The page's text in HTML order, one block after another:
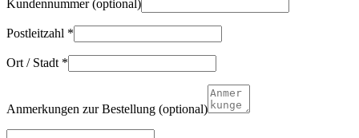
Kundennummer(optional)
Postleitzahl *
Ort / Stadt *
Anmerkungen zur Bestellung (optional)